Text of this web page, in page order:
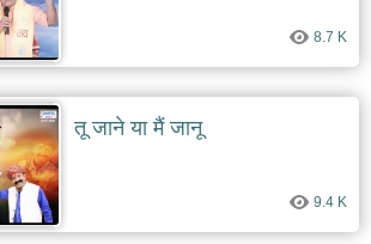
8.7 K
तू जाने या मैं जानू
9.4 K